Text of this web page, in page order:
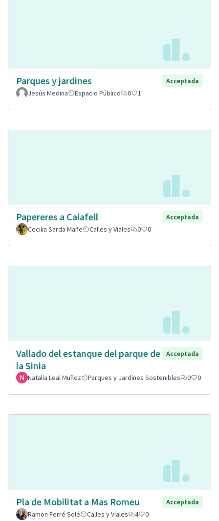
Parques y jardines
Acceptada
Jesús Medina
Espacio Público 0 1
Papereres a Calafell
Acceptada
Cecilia Sarda Mañe
Calles y Viales 0 0
Vallado del estanque del parque de
la Sinia
Acceptada
Natalia Leal Muñoz Parques y Jardines Sostenibles 0 0
Pla de Mobilitat a Mas Romeu
Acceptada
Ramon Ferré Solé
Calles y Viales 4 0